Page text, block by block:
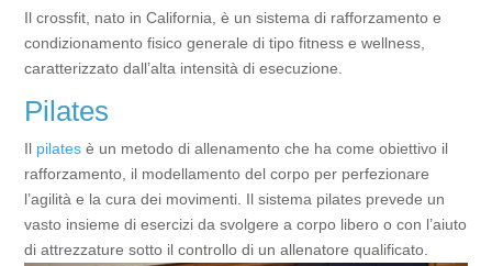
Il crossfit, nato in California, è un sistema di rafforzamento e
condizionamento fisico generale di tipo fitness e wellness,
caratterizzato dall’alta intensità di esecuzione.
Pilates
Il pilates è un metodo di allenamento che ha come obiettivo il
rafforzamento, il modellamento del corpo per perfezionare
l’agilità e la cura dei movimenti. Il sistema pilates prevede un
vasto insieme di esercizi da svolgere a corpo libero o con l’aiuto
di attrezzature sotto il controllo di un allenatore qualificato.